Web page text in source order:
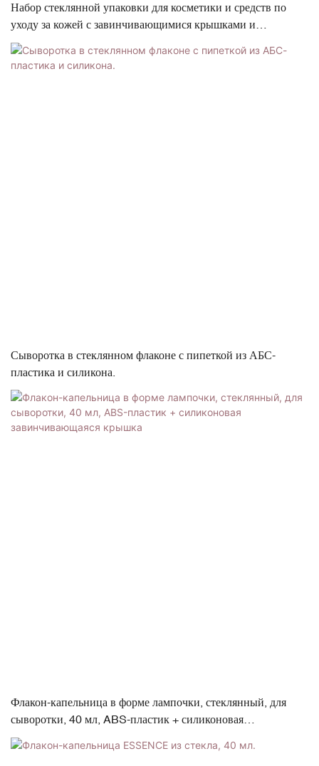
Набор стеклянной упаковки для косметики и средств по
уходу за кожей с завинчивающимися крышками и
дозаторами-помпками.
Сыворотка в стеклянном флаконе с пипеткой из АБС-
пластика и силикона.
Флакон-капельница в форме лампочки, стеклянный, для
сыворотки, 40 мл, ABS-пластик + силиконовая
завинчивающаяся крышка